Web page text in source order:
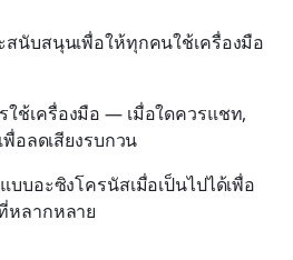
สนับสนุนเพื่อให้ทุกคนใช้เครื่องมือ
ช้เครื่องมือ — เมื่อใดควรแชท,
อลดเสียงรบกวน
บบอะซิงโครนัสเมื่อเป็นไปได้เพื่อ
หลากหลาย